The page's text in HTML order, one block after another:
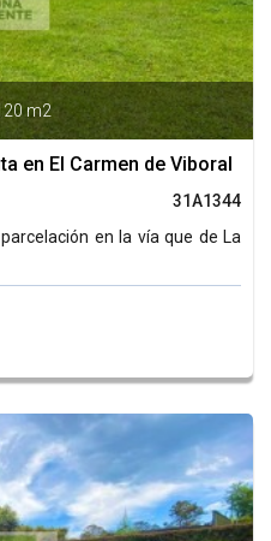
m2
en El Carmen de Viboral
31A1344
en la vía que de La